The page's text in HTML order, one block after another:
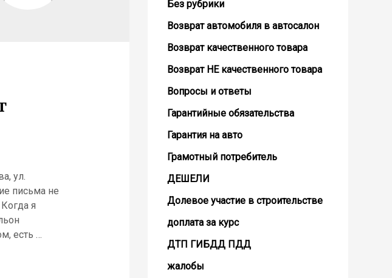
ул.
письма не
я
есть …
Без рубрики
Возврат автомобиля в автосалон
Возврат кaчественного товара
Возврат НЕ качественного товара
Вопросы и ответы
Гарантийные обязательства
Гарантия на авто
Грамотный потребитель
ДЕШЕЛИ
Долевое участие в строительстве
доплата за курс
ДТП ГИБДД ПДД
жалобы